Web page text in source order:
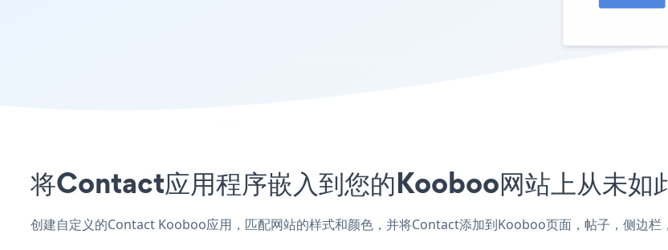
将Contact应用程序嵌入到您的Kooboo网站上从未如
创建自定义的Contact Kooboo应用，匹配网站的样式和颜色，并将Contact添加到Kooboo页面，帖子，侧边栏